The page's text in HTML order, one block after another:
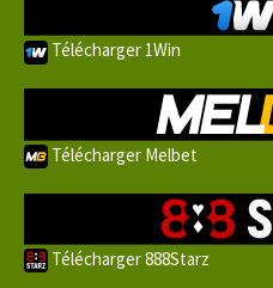
Télécharger 1Win
Télécharger Melbet
Télécharger 888Starz